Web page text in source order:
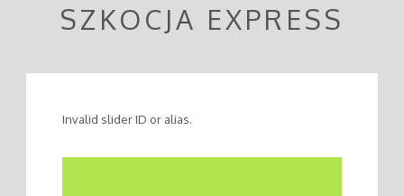
SZKOCJA EXPRESS
Invalid slider ID or alias.